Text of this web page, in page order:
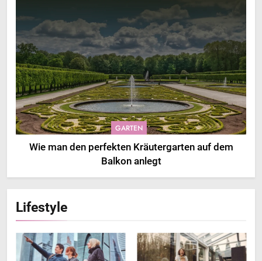
GARTEN
Wie man den perfekten Kräutergarten auf dem
Balkon anlegt
Lifestyle